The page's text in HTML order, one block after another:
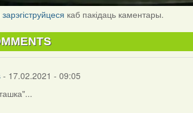
зарэгіструйцеся каб пакідаць каментары.
- 17.02.2021 - 09:05